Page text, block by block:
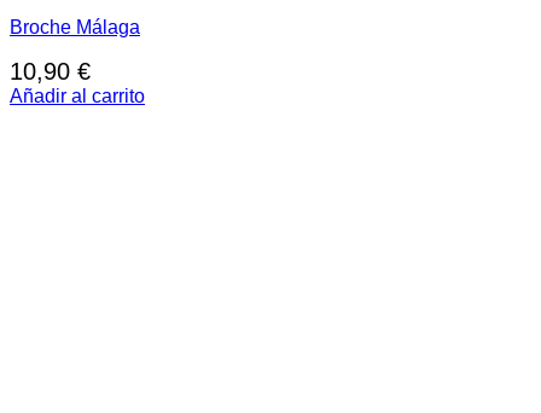
Broche Málaga
10,90 €
Añadir al carrito